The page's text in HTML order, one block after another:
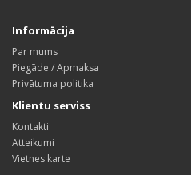
Informācija
Par mums
Piegāde / Apmaksa
Privātuma politika
Klientu serviss
Kontakti
Atteikumi
Vietnes karte